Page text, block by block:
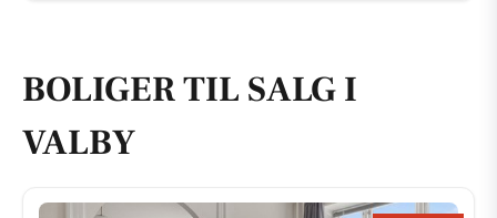
BOLIGER TIL SALG I
VALBY